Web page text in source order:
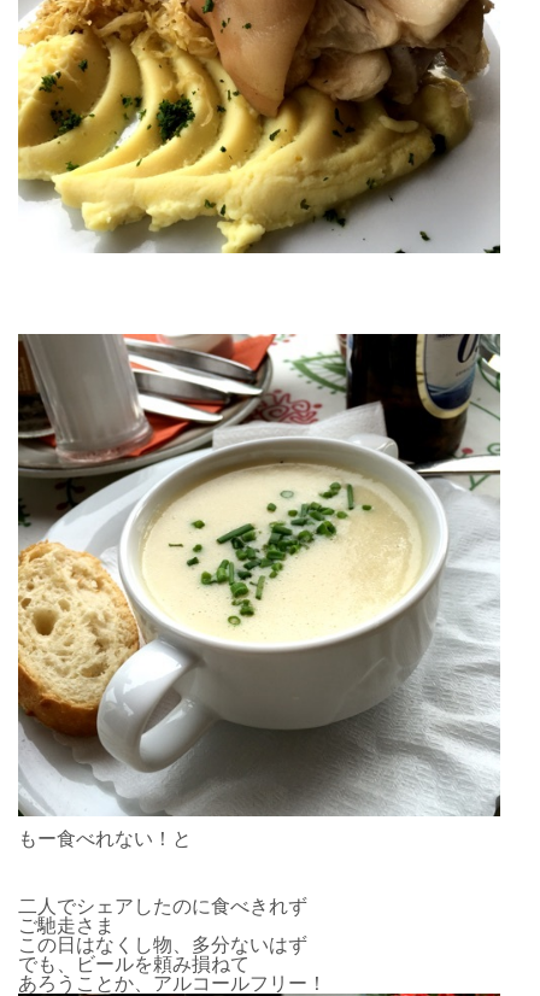
もー食べれない！と
二人でシェアしたのに食べきれず
ご馳走さま
この日はなくし物、多分ないはず
でも、ビールを頼み損ねて
あろうことか、アルコールフリー！